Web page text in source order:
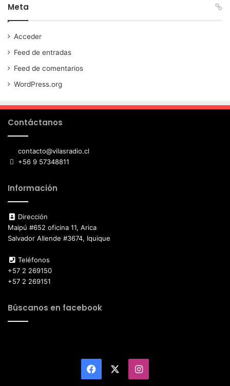
Meta
Acceder
Feed de entradas
Feed de comentarios
WordPress.org
Contáctanos
contacto@vilasradio.cl
+56 9 57348811
Información
Dirección
Maipú #652 oficina 11, Arica
Salvador Allende #3674, Iquique
Teléfonos
+57 2 269150
+57 2 269151
Búscanos en facebook
Facebook Instagram